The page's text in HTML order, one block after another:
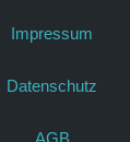
Impressum
Datenschutz
AGB